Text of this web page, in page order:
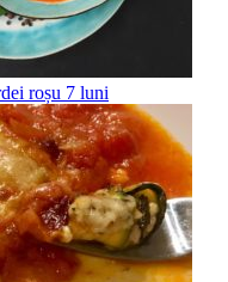
roșu 7 luni